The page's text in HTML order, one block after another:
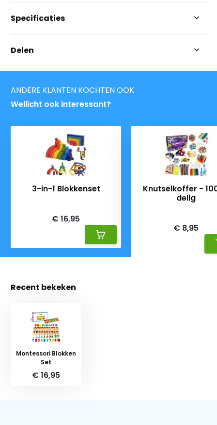
Specificaties
Delen
ANDERE KLANTEN KOCHTEN OOK
Wellicht ook interessant?
3-in-1 Blokkenset
€ 16,95
Knutselkoffer -
delig
€ 8,95
Recent bekeken
Montessori Blokken
Set
€ 16,95